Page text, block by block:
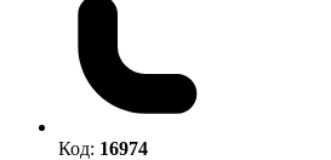
Код: 16974